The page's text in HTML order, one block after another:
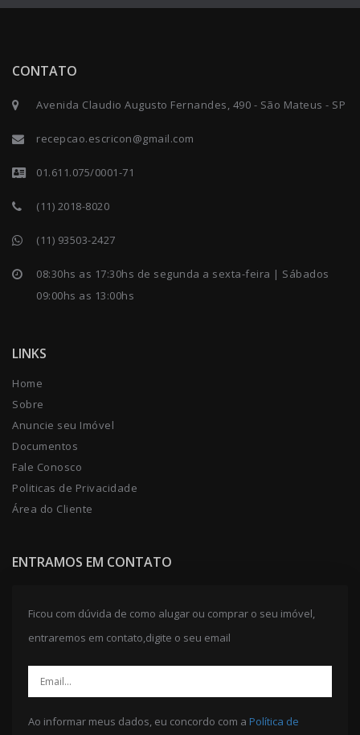
CONTATO
Avenida Claudio Augusto Fernandes, 490 - São Mateus - SP
recepcao.escricon@gmail.com
01.611.075/0001-71
(11) 2018-8020
(11) 93503-2427
08:30hs as 17:30hs de segunda a sexta-feira | Sábados
09:00hs as 13:00hs
LINKS
Home
Sobre
Anuncie seu Imóvel
Documentos
Fale Conosco
Politicas de Privacidade
Área do Cliente
ENTRAMOS EM CONTATO
Ficou com dúvida de como alugar ou comprar o seu imóvel,
entraremos em contato,digite o seu email
Ao informar meus dados, eu concordo com a Política de